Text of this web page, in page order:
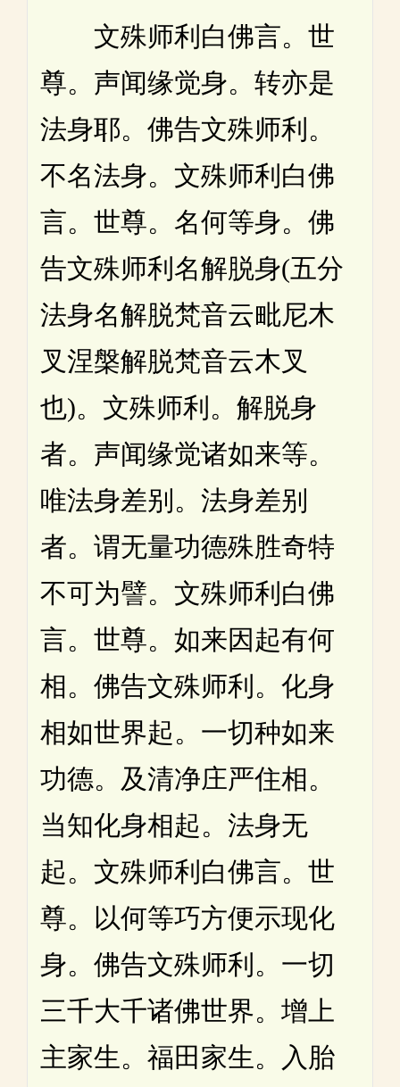
文殊师利白佛言。世
尊。声闻缘觉身。转亦是
法身耶。佛告文殊师利。
不名法身。文殊师利白佛
言。世尊。名何等身。佛
告文殊师利名解脱身(五分
法身名解脱梵音云毗尼木
叉涅槃解脱梵音云木叉
也)。文殊师利。解脱身
者。声闻缘觉诸如来等。
唯法身差别。法身差别
者。谓无量功德殊胜奇特
不可为譬。文殊师利白佛
言。世尊。如来因起有何
相。佛告文殊师利。化身
相如世界起。一切种如来
功德。及清净庄严住相。
当知化身相起。法身无
起。文殊师利白佛言。世
尊。以何等巧方便示现化
身。佛告文殊师利。一切
三千大千诸佛世界。增上
主家生。福田家生。入胎